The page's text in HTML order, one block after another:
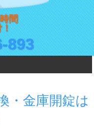
間
！
893
・金庫開錠は